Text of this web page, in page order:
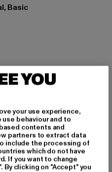
Basic
Baumwolle, 5%
|info@tbint.de
| 64372 Ober-Ramstadt |
YOU
your use experience,
behaviour and to
contents and
partners to extract data
include the processing of
which do not have
If you want to change
clicking on "Accept" you